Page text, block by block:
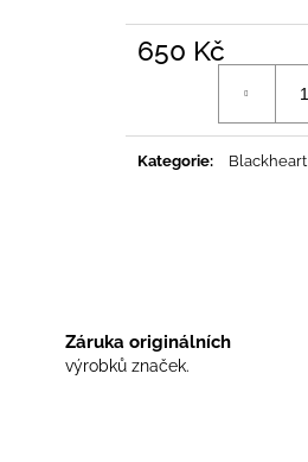
650 Kč
Kategorie: Blackheart
Záruka originálních
výrobků značek.